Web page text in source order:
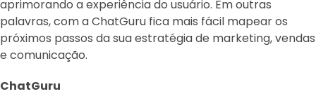
aprimorando a experiência do usuário. Em outras
palavras, com a ChatGuru fica mais fácil mapear os
próximos passos da sua estratégia de marketing, vendas
e comunicação.
ChatGuru